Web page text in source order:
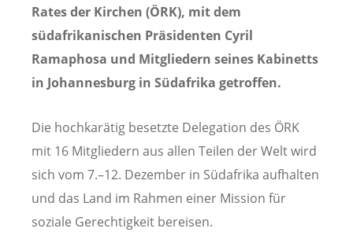
Rates der Kirchen (ÖRK), mit dem
südafrikanischen Präsidenten Cyril
Ramaphosa und Mitgliedern seines Kabinetts
in Johannesburg in Südafrika getroffen.
Die hochkarätig besetzte Delegation des ÖRK
mit 16 Mitgliedern aus allen Teilen der Welt wird
sich vom 7.–12. Dezember in Südafrika aufhalten
und das Land im Rahmen einer Mission für
soziale Gerechtigkeit bereisen.